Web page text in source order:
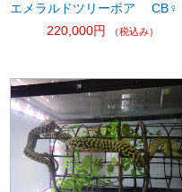
エメラルドツリーボア CB♀
220,000円
（税込み）